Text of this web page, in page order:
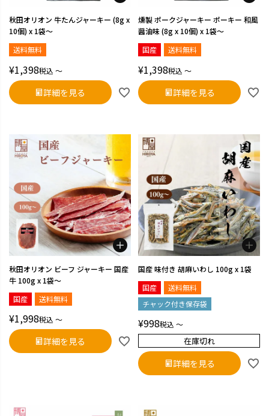
秋田オリオン 牛たんジャーキー (8g x
10個) x 1袋～
送料無料
¥1,398税込 〜
詳細を見る
燻製 ポークジャーキー ポーキー 和風
醤油味 (8g x 10個) x 1袋～
国産
送料無料
¥1,398税込 〜
詳細を見る
秋田オリオン ビーフ ジャーキー 国産
牛 100g x 1袋～
国産
送料無料
¥1,998税込 〜
詳細を見る
国産 味付き 胡麻いわし 100g x 1袋
国産
送料無料
チャック付き保存袋
¥998税込 〜
在庫切れ
詳細を見る